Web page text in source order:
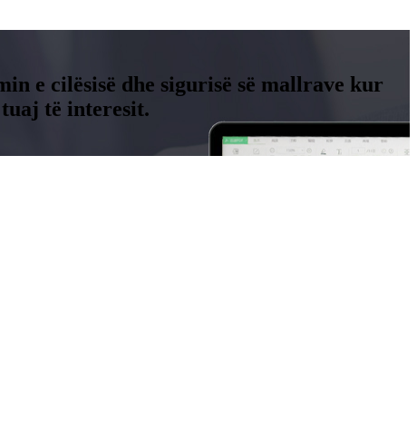
e cilësisë dhe sigurisë së mallrave kur
të interesit.